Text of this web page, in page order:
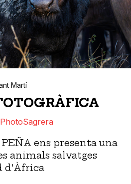
Martí
ens presenta una
animals salvatges
d'Àfrica